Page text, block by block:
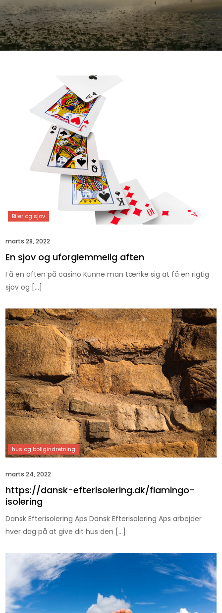
marts 28, 2022
En sjov og uforglemmelig aften
Få en aften på casino Kunne man tænke sig at få en rigtig
sjov og […]
marts 24, 2022
https://dansk-efterisolering.dk/flamingo-
isolering
Dansk Efterisolering Aps Dansk Efterisolering Aps arbejder
hver dag på at give dit hus den […]